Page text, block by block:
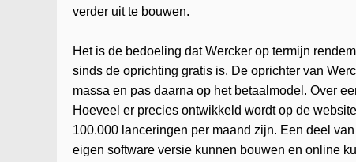
verder uit te bouwen.
Het is de bedoeling dat Wercker op termijn
sinds de oprichting gratis is. De oprichter van
massa en pas daarna op het betaalmodel. Over
Hoeveel er precies ontwikkeld wordt op de
100.000 lanceringen per maand zijn. Een deel
eigen software versie kunnen bouwen en online